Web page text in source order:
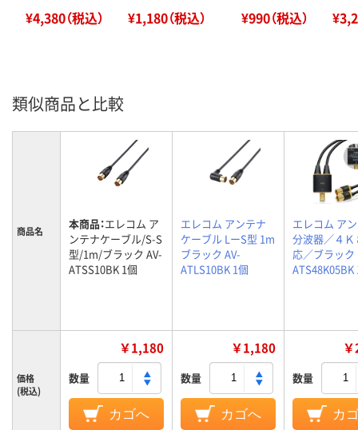
¥4,380（税込） ¥1,180（税込） ¥990（税込）
類似商品と比較
商品名 本商品：エレコム ア
ンテナケーブル/S-S
型/1m/ブラック AV-
ATSS10BK 1個
エレコム アンテナ
ケーブル LーS型 1m
ブラック AV-
ATLS10BK 1個
エレコム ア
分波器／４Ｋ
応／ブラック
ATS48K05BK
価格
(税込)
￥1,180
数量
カゴへ
￥1,180
数量
カゴへ
数量
カ